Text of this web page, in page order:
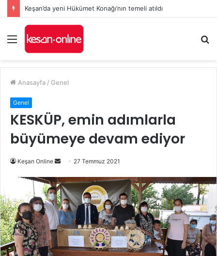
Keşan’da yeni Hükümet Konağı’nın temeli atıldı
Menü
...
Anasayfa / Genel
Genel
KESKÜP, emin adımlarla
büyümeye devam ediyor
Keşan Online
Bir
posta
göndermek
27 Temmuz 2021